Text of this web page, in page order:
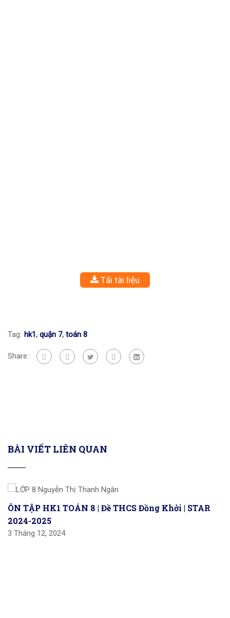
Tải tài liệu
Tag: hk1, quận 7, toán 8
Share:
BÀI VIẾT LIÊN QUAN
ÔN TẬP HK1 TOÁN 8 | Đề THCS Đồng Khởi | STAR
2024-2025
3 Tháng 12, 2024